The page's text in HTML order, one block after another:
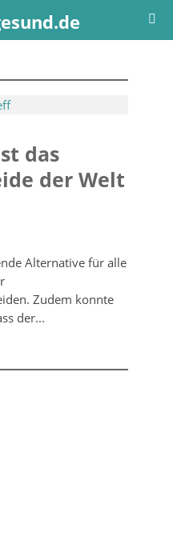
das
der Welt
Alternative für alle
Zudem konnte
der...